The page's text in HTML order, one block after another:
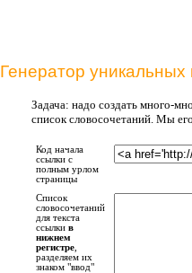
Генератор
Задача: надо создать много-
список словосочетаний. Мы
Код начала
ссылки с
полным урлом
страницы
Список
словосочетаний
для текста
ссылки в
нижнем
регистре
разделяем их
знаком "ввод"